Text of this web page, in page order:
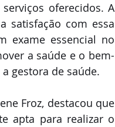
oferecidos. A
satisfação com essa
exame essencial no
a saúde e o bem-
gestora de saúde.
Froz, destacou que
apta para realizar o